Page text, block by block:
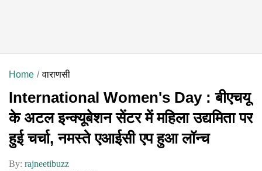
Home वाराणसी
International Women's Day : बीएचयू
के अटल इन्क्यूबेशन सेंटर में महिला उद्यमिता पर
हुई चर्चा, नमस्ते एआईसी एप हुआ लॉन्च
By: rajneetibuzz